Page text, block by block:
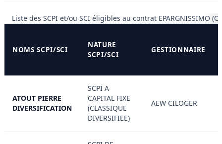
Liste des SCPI et/ou SCI éligibles au contrat EPARGNISSIMO
NOMS SCPI/SCI
NATURE
SCPI/SCI
GESTIONNAIRE
ATOUT PIERRE
DIVERSIFICATION
SCPI A
CAPITAL FIXE
(CLASSIQUE
DIVERSIFIEE)
AEW CILOGER